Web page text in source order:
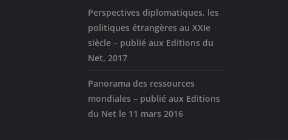
Perspectives diplomatiques, les
politiques étrangères au XXIe
siècle – publié aux Editions du
Net, 2017
Panorama des ressources
mondiales – publié aux Editions
du Net le 11 mars 2016